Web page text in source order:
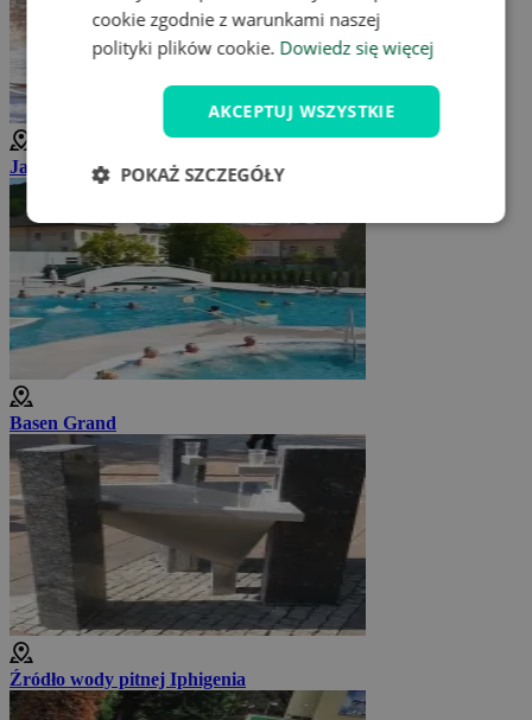
Jazda na nartach w pobliżu Trencianske Teplice
Basen Grand
Źródło wody pitnej Iphigenia
cookie zgodnie z warunkami naszej
polityki plików cookie. Dowiedz się więcej
AKCEPTUJ WSZYSTKIE
POKAŻ SZCZEGÓŁY